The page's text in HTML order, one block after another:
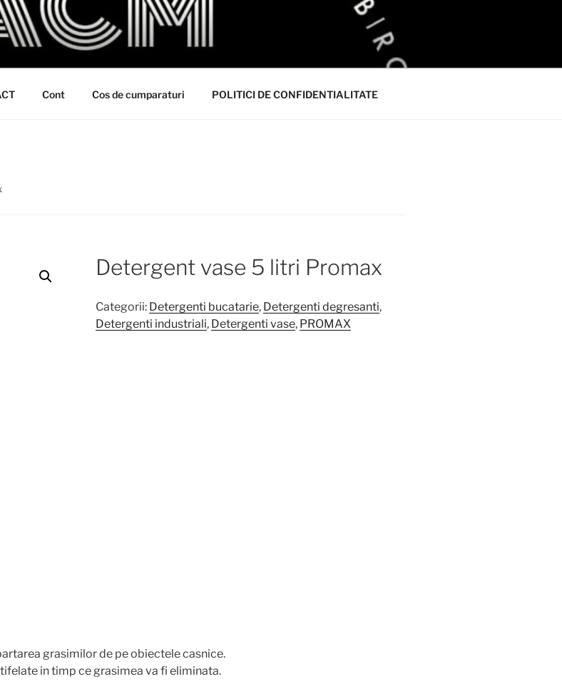
Cont Cos de cumparaturi POLITICI DE CONFIDENTIALITATE
Detergent vase 5 litri Promax
Categorii: Detergenti bucatarie, Detergenti degresanti,
Detergenti industriali, Detergenti vase, PROMAX
grasimilor de pe obiectele casnice.
in timp ce grasimea va fi eliminata.